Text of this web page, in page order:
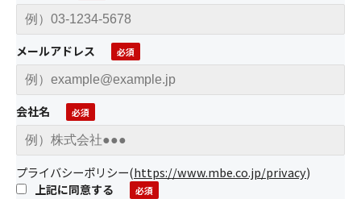
メールアドレス
会社名
プライバシーポリシー(https://www.mbe.co.jp/privacy)
上記に同意する